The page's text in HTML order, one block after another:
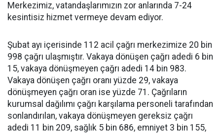
Merkezimiz, vatandaşlarımızın zor anlarında 7-24
kesintisiz hizmet vermeye devam ediyor.
Şubat ayı içerisinde 112 acil çağrı merkezimize 20 bin
998 çağrı ulaşmıştır. Vakaya dönüşen çağrı adedi 6 bin
15, vakaya dönüşmeyen çağrı adedi 14 bin 983.
Vakaya dönüşen çağrı oranı yüzde 29, vakaya
dönüşmeyen çağrı oran ise yüzde 71. Çağrıların
kurumsal dağılımı çağrı karşılama personeli tarafından
sonlandırılan, vakaya dönüşmeyen gereksiz çağrı
adedi 11 bin 209, sağlık 5 bin 686, emniyet 3 bin 155,